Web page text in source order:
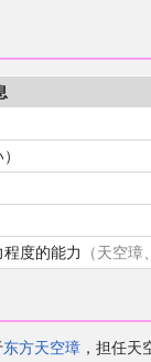
度的能力 （天空
东方天空璋 ，担任